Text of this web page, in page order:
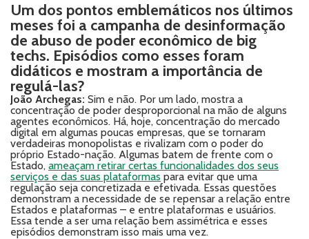
Um dos pontos emblemáticos nos últimos
meses foi a campanha de desinformação
de abuso de poder econômico de big
techs. Episódios como esses foram
didáticos e mostram a importância de
regulá-las?
João Archegas: Sim e não. Por um lado, mostra a
concentração de poder desproporcional na mão de alguns
agentes econômicos. Há, hoje, concentração do mercado
digital em algumas poucas empresas, que se tornaram
verdadeiras monopolistas e rivalizam com o poder do
próprio Estado-nação. Algumas batem de frente com o
Estado, ameaçam retirar certas funcionalidades dos seus
serviços e das suas plataformas para evitar que uma
regulação seja concretizada e efetivada. Essas questões
demonstram a necessidade de se repensar a relação entre
Estados e plataformas – e entre plataformas e usuários.
Essa tende a ser uma relação bem assimétrica e esses
episódios demonstram isso mais uma vez.